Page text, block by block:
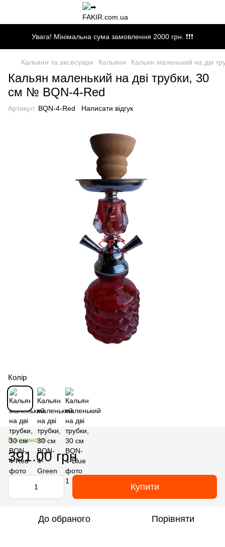
Увага! Мінімальна сума замовлення 2000 грн. ❗❗❗
Кальяни та аксесуари Кальяни Кальян маленький на дві
Кальян маленький на дві трубки, 30
см № BQN-4-Red
Артикул: BQN-4-Red Написати відгук
Колір
В наявності
391.00 грн
Купити
До обраного Порівняти